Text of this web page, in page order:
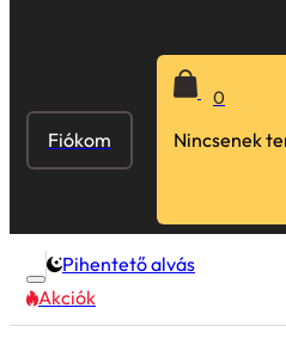
Fiókom
0
Nincsenek
Pihentető alvás
Akciók